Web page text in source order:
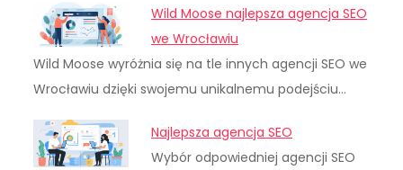
Wild Moose najlepsza agencja SEO
we Wrocławiu
Wild Moose wyróżnia się na tle innych agencji SEO we
Wrocławiu dzięki swojemu unikalnemu podejściu…
Najlepsza agencja SEO
Wybór odpowiedniej agencji SEO